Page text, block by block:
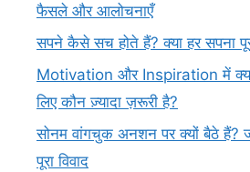
फैसले और आलोचनाएँ
सपने कैसे सच होते हैं? क्या हर सपना
Motivation और Inspiration में
लिए कौन ज़्यादा ज़रूरी है?
सोनम वांगचुक अनशन पर क्यों बैठे हैं?
पूरा विवाद